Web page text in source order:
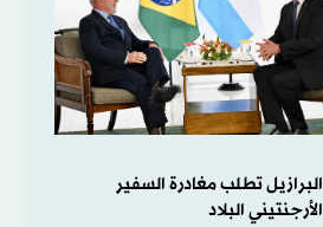
البرازيل تطلب مغادرة السفير
الأرجنتيني البلاد